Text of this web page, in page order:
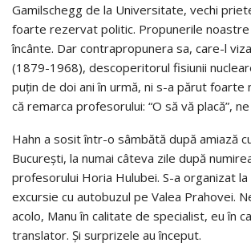
Gamilschegg de la Universitate, vechi
foarte rezervat politic. Propunerile noastre
încânte. Dar contrapropunera sa, care-l
(1879-1968), descoperitorul fisiunii
puţin de doi ani în urmă, ni s-a părut foarte
că remarca profesorului: “O să vă placă”,
Hahn a sosit într-o sâmbătă după amiază
Bucureşti, la numai câteva zile după
profesorului Horia Hulubei. S-a organizat
excursie cu autobuzul pe Valea Prahovei.
acolo, Manu în calitate de specialist, eu în
translator. Şi surprizele au început.